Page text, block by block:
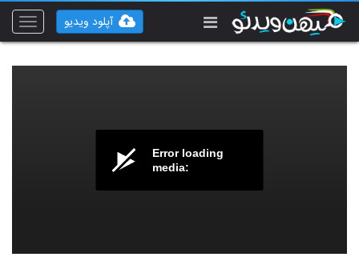
Toggle
آپلود ویدیو
Error loading
media: